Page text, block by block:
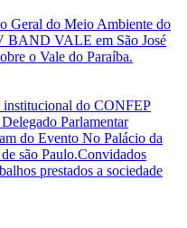
Geral do Meio Ambiente do
BAND VALE em São José
o Vale do Paraíba.
institucional do CONFEP
Parlamentar
do Evento No Palácio da
são Paulo.Convidados
prestados a sociedade